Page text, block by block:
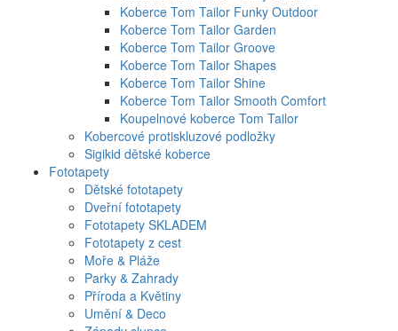
Koberce Tom Tailor Funky Outdoor
Koberce Tom Tailor Garden
Koberce Tom Tailor Groove
Koberce Tom Tailor Shapes
Koberce Tom Tailor Shine
Koberce Tom Tailor Smooth Comfort
Koupelnové koberce Tom Tailor
Kobercové protiskluzové podložky
Sigikid dětské koberce
Fototapety
Dětské fototapety
Dveřní fototapety
Fototapety SKLADEM
Fototapety z cest
Moře & Pláže
Parky & Zahrady
Příroda a Květiny
Umění & Deco